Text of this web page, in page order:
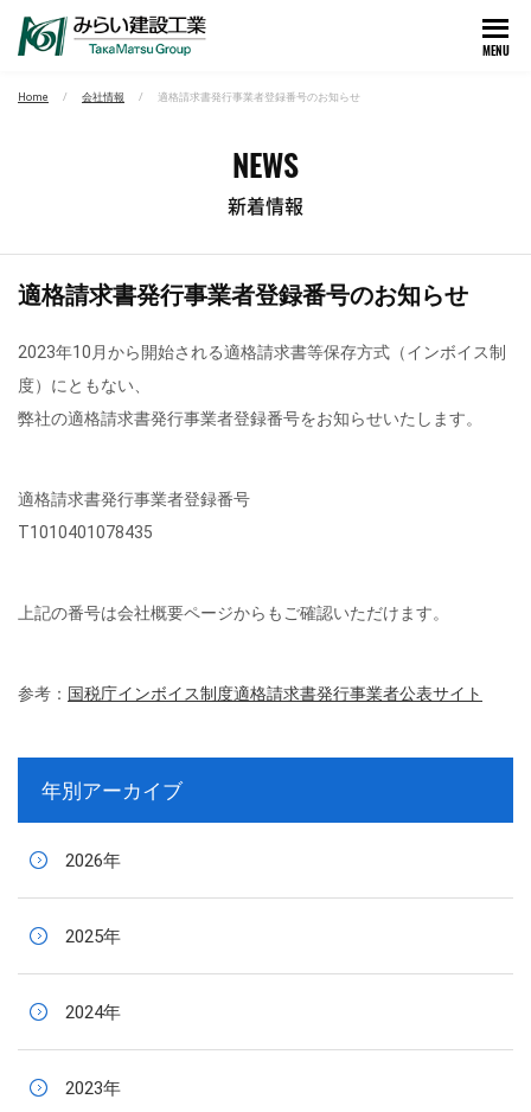
MENU
Home 会社情報 適格請求書発行事業者登録番号のお知らせ
NEWS
新着情報
適格請求書発行事業者登録番号のお知らせ
2023年10月から開始される適格請求書等保存方式（インボイス制
度）にともない、
弊社の適格請求書発行事業者登録番号をお知らせいたします。
適格請求書発行事業者登録番号
T1010401078435
上記の番号は会社概要ページからもご確認いただけます。
参考： 国税庁インボイス制度適格請求書発行事業者公表サイト
年別アーカイブ
2026年
2025年
2024年
2023年